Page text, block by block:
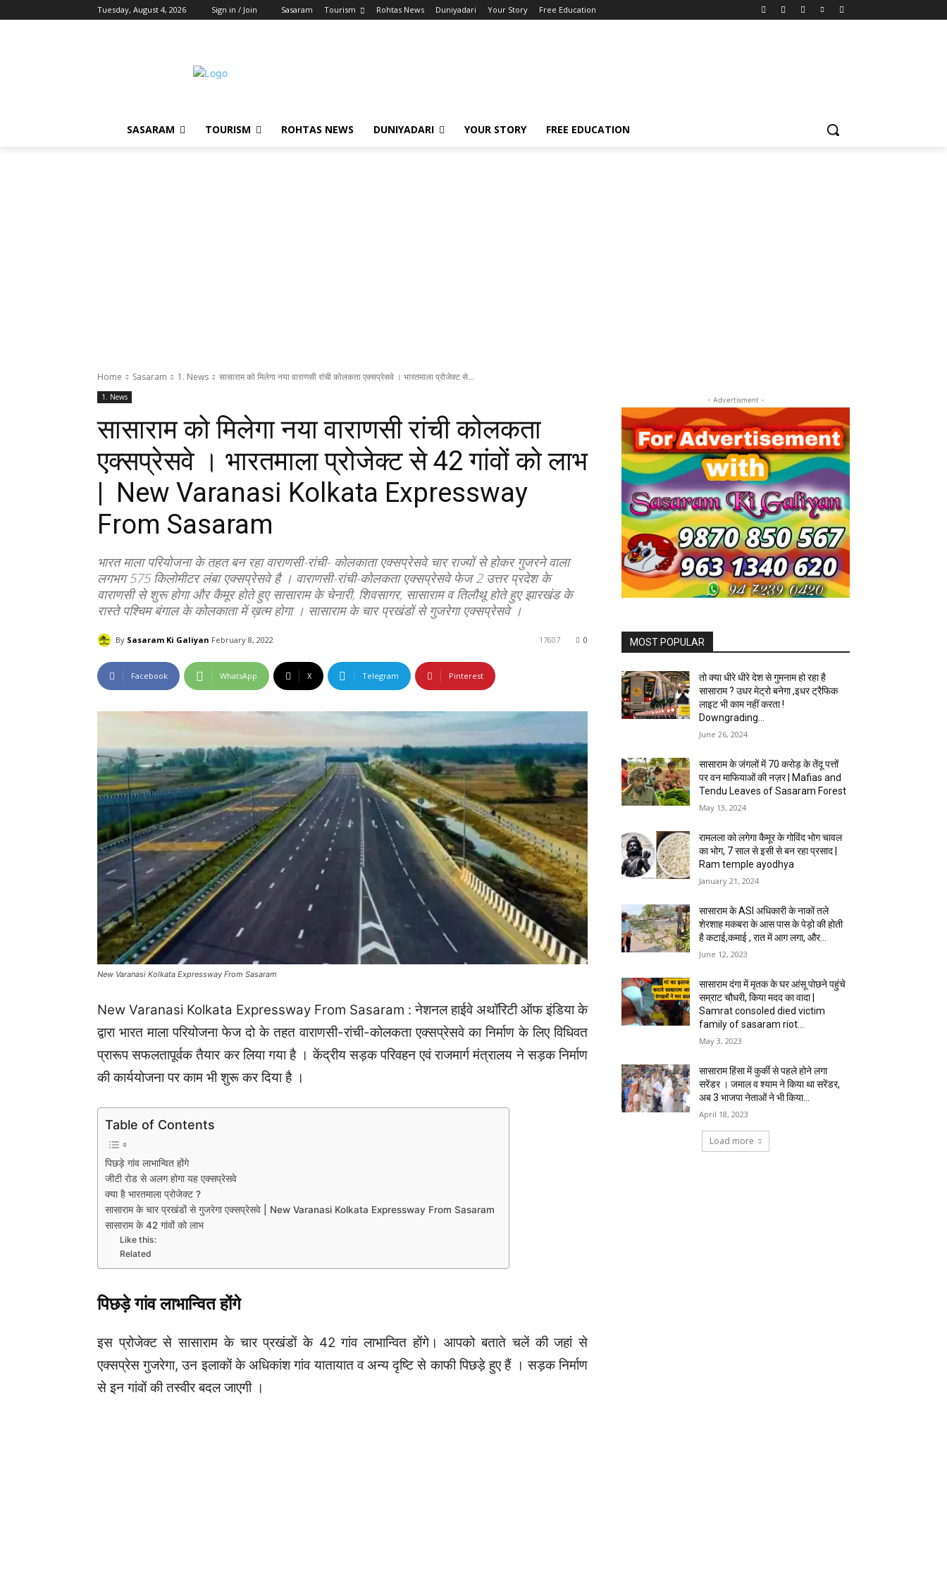
Tuesday, August 4, 2026 Sign in / Join Sasaram Tourism Rohtas News Duniyadari Your Story Free Education
SASARAM TOURISM ROHTAS NEWS DUNIYADARI YOUR STORY FREE EDUCATION
Home Sasaram 1. News सासाराम को मिलेगा नया वाराणसी रांची कोलकता एक्सप्रेसवे । भारतमाला प्रोजेक्ट से...
1. News
सासाराम को मिलेगा नया वाराणसी रांची कोलकता
एक्सप्रेसवे । भारतमाला प्रोजेक्ट से 42 गांवों को लाभ
| New Varanasi Kolkata Expressway
From Sasaram
भारत माला परियोजना के तहत बन रहा वाराणसी-रांची- कोलकाता एक्सप्रेसवे चार राज्यों से होकर गुजरने वाला
लगभग 575 किलोमीटर लंबा एक्सप्रेसवे है । वाराणसी-रांची-कोलकता एक्सप्रेसवे फेज 2 उत्तर प्रदेश के
वाराणसी से शुरू होगा और कैमूर होते हुए सासाराम के चेनारी, शिवसागर, सासाराम व तिलौथू होते हुए झारखंड के
रास्ते पश्चिम बंगाल के कोलकाता में ख़त्म होगा । सासाराम के चार प्रखंडों से गुजरेगा एक्सप्रेसवे ।
By Sasaram Ki Galiyan February 8, 2022 0
17607
Facebook WhatsApp X Telegram Pinterest
New Varanasi Kolkata Expressway From Sasaram
New Varanasi Kolkata Expressway From Sasaram : नेशनल हाईवे अथॉरिटी ऑफ इंडिया के
द्वारा भारत माला परियोजना फेज दो के तहत वाराणसी-रांची-कोलकता एक्सप्रेसवे का निर्माण के लिए विधिवत
प्रारूप सफलतापूर्वक तैयार कर लिया गया है । केंद्रीय सड़क परिवहन एवं राजमार्ग मंत्रालय ने सड़क निर्माण
की कार्ययोजना पर काम भी शुरू कर दिया है ।
Table of Contents
पिछड़े गांव लाभान्वित होंगे
जीटी रोड से अलग होगा यह एक्सप्रेसवे
क्या है भारतमाला प्रोजेक्ट ?
सासाराम के चार प्रखंडों से गुजरेगा एक्सप्रेसवे | New Varanasi Kolkata Expressway From Sasaram
सासाराम के 42 गांवों को लाभ
Like this:
Related
पिछड़े गांव लाभान्वित होंगे
इस प्रोजेक्ट से सासाराम के चार प्रखंडों के 42 गांव लाभान्वित होंगे। आपको बताते चलें की जहां से
एक्सप्रेस गुजरेगा, उन इलाकों के अधिकांश गांव यातायात व अन्य दृष्टि से काफी पिछड़े हुए हैं ।सड़क निर्माण
से इन गांवों की तस्वीर बदल जाएगी ।
- Advertisment -
MOST POPULAR
तो क्या धीरे धीरे देश से गुमनाम हो रहा है
सासाराम ? उधर मेट्रो बनेगा ,इधर ट्रैफिक
लाइट भी काम नहीं करता !
Downgrading...
June 26, 2024
सासाराम के जंगलों में 70 करोड़ के तेंदू पत्तों
पर वन माफियाओं की नज़र | Mafias and
Tendu Leaves of Sasaram Forest
May 13, 2024
रामलला को लगेगा कैमूर के गोविंद भोग चावल
का भोग, 7 साल से इसी से बन रहा प्रसाद |
Ram temple ayodhya
January 21, 2024
सासाराम के ASI अधिकारी के नाकों तले
शेरशाह मकबरा के आस पास के पेड़ो की होती
है कटाई,कमाई , रात में आग लगा, और...
June 12, 2023
सासाराम दंगा में मृतक के घर आंसू पोछने पहुंचे
सम्राट चौधरी, किया मदद का वादा |
Samrat consoled died victim
family of sasaram riot...
May 3, 2023
सासाराम हिंसा में कुर्की से पहले होने लगा
सरेंडर । जमाल व श्याम ने किया था सरेंडर,
अब 3 भाजपा नेताओं ने भी किया...
April 18, 2023
Load more